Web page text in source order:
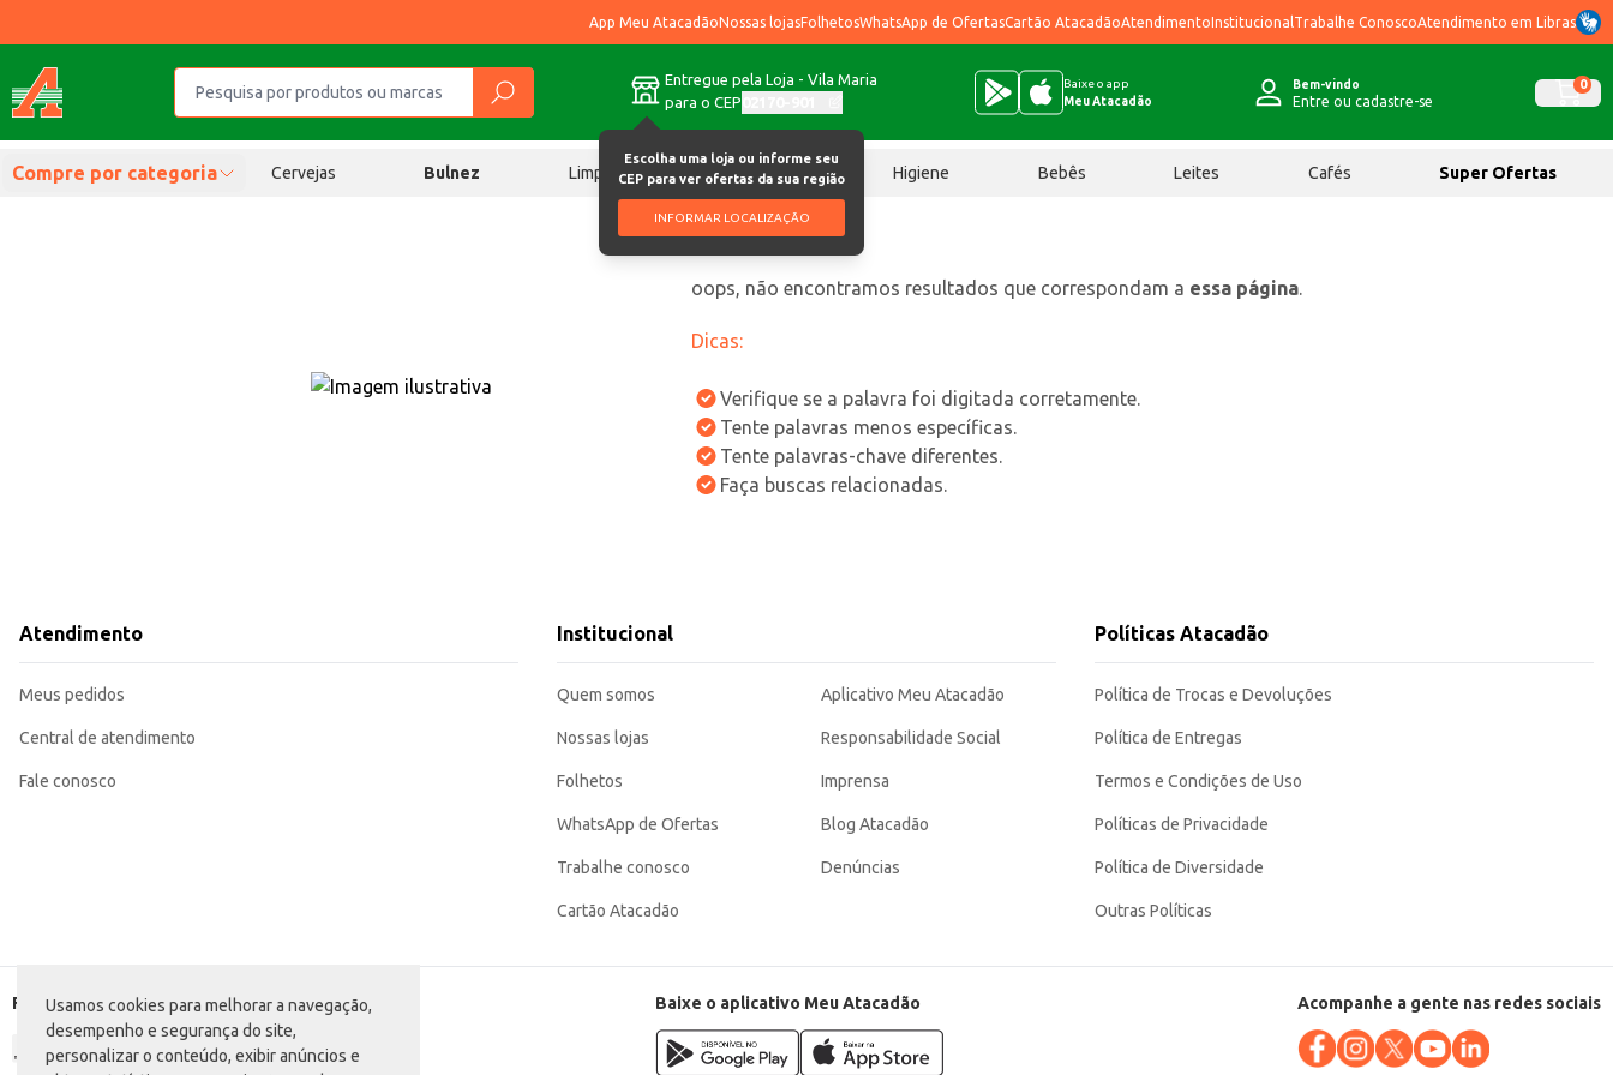
Usamos cookies para melhorar a navegação,
desempenho e segurança do site,
personalizar o conteúdo, exibir anúncios e
App Meu AtacadãoNossas lojasFolhetosWhatsApp de OfertasCartão AtacadãoAtendimentoInstitucional Trabalhe ConoscoAtendimento em Libras
Entregue pela Loja - Vila Maria
para o CEP
Escolha uma loja ou informe seu
CEP para ver ofertas da sua região
INFORMAR LOCALIZAÇÃO
Baixe o app
Meu Atacadão
Bem-vindo
Entre ou cadastre-se
0
Compre por categoria Cervejas Bulnez Limpeza Chocolates Higiene Bebês Leites Cafés Super Ofertas
oops, não encontramos resultados que correspondam a essa página.
Dicas:
Verifique se a palavra foi digitada corretamente.
Tente palavras menos específicas.
Tente palavras-chave diferentes.
Faça buscas relacionadas.
Atendimento
Meus pedidos
Central de atendimento
Fale conosco
Institucional
Quem somos
Nossas lojas
Folhetos
WhatsApp de Ofertas
Trabalhe conosco
Cartão Atacadão
Aplicativo Meu Atacadão
Responsabilidade Social
Imprensa
Blog Atacadão
Denúncias
Políticas Atacadão
Política de Trocas e Devoluções
Política de Entregas
Termos e Condições de Uso
Políticas de Privacidade
Política de Diversidade
Outras Políticas
Formas de pagamento Baixe o aplicativo Meu Atacadão Acompanhe a gente nas redes sociais